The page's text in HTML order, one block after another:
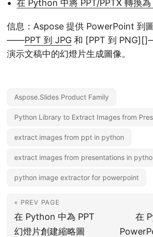
在 Python 中將 PPT/PPTX 轉換
信息：Aspose 提供 PowerPoint 到
——PPT 到 JPG 和 [PPT 到
演示文稿中的幻燈片生成圖像。
Aspose.Slides Product Family
Python Library to Extract Images from
extract images from ppt in python
extract images from presentations in
python image extractor for powerpoint
« PREV PAGE
在 Python 中為 PPT
幻燈片創建縮略圖
在